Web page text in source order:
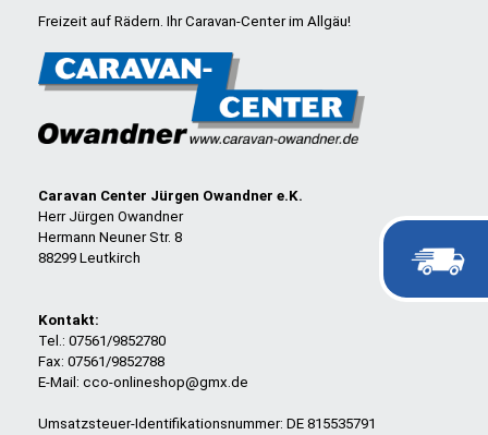
Freizeit auf Rädern. Ihr Caravan-Center im Allgäu!
Caravan Center Jürgen Owandner e.K.
Herr Jürgen Owandner
Hermann Neuner Str. 8
88299 Leutkirch
Kontakt:
Tel.: 07561/9852780
Fax: 07561/9852788
E-Mail: cco-onlineshop@gmx.de
Umsatzsteuer-Identifikationsnummer: DE 815535791